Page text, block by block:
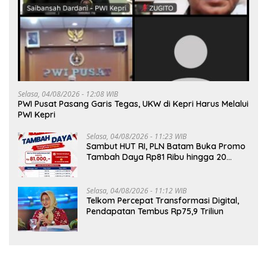
Selasa, 04/08/2026 - 12:08 WIB
PWI Pusat Pasang Garis Tegas, UKW di Kepri Harus Melalui
PWI Kepri
Selasa, 04/08/2026 - 11:23 WIB
Sambut HUT RI, PLN Batam Buka Promo
Tambah Daya Rp81 Ribu hingga 20
Selasa, 04/08/2026 - 11:12 WIB
Telkom Percepat Transformasi Digital,
Pendapatan Tembus Rp75,9 Triliun